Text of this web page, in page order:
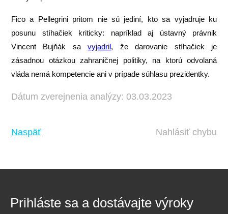
Fico a Pellegrini pritom nie sú jediní, kto sa vyjadruje ku
posunu stíhačiek kriticky: napríklad aj ústavný právnik
Vincent Bujňák savyjadril, že darovanie stíhačiek je
zásadnou otázkou zahraničnej politiky, na ktorú odvolaná
vláda nemá kompetencie ani v prípade súhlasu prezidentky.
Dátum zverejnenia analýzy: 03.03.2023
Naspäť Nahlásiť chybu
Prihláste sa a dostávajte výroky